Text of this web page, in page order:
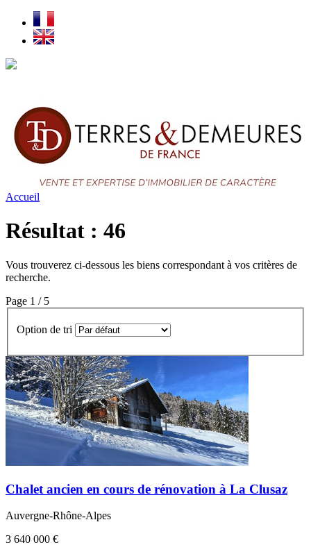
Accueil
Résultat : 46
Vous trouverez ci-dessous les biens correspondant à vos critères de
recherche.
Page 1 / 5
Option de tri
Chalet ancien en cours de rénovation à La Clusaz
Auvergne-Rhône-Alpes
3 640 000 €